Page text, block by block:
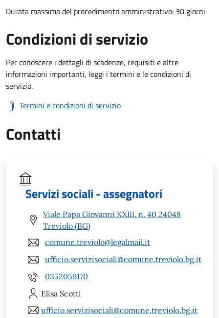
Durata massima del procedimento amministrativo: 30 giorni
Condizioni di servizio
Per conoscere i dettagli di scadenze, requisiti e altre
informazioni importanti, leggi i termini e le condizioni di
servizio.
Termini e condizioni di servizio
Contatti
Servizi sociali - assegnatori
Viale Papa Giovanni XXIII, n. 40 24048
Treviolo (BG)
comune.treviolo@legalmail.it
ufficio.servizisociali@comune.treviolo.bg.it
0352059170
Elisa Scotti
ufficio.servizisociali@comune.treviolo.bg.it